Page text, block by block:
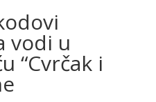
vodi u
“Cvrčak i